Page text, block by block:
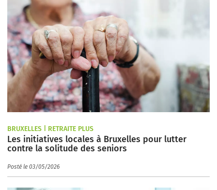
BRUXELLES | RETRAITE PLUS
Les initiatives locales à Bruxelles pour lutter
contre la solitude des seniors
Posté le 03/05/2026